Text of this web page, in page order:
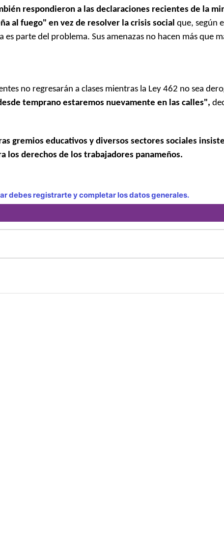
respondieron a las declaraciones recientes de la
al fuego" en vez de resolver la crisis social que, según
parte del problema. Sus amenazas no hacen más que
no regresarán a clases mientras la Ley 462 no sea
temprano estaremos nuevamente en las calles",
gremios educativos y diversos sectores sociales
los derechos de los trabajadores panameños.
debes registrarte y completar los datos generales.